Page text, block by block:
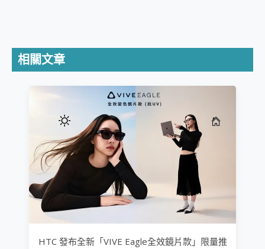
相關文章
HTC 發布全新「VIVE Eagle全效鏡片款」限量推